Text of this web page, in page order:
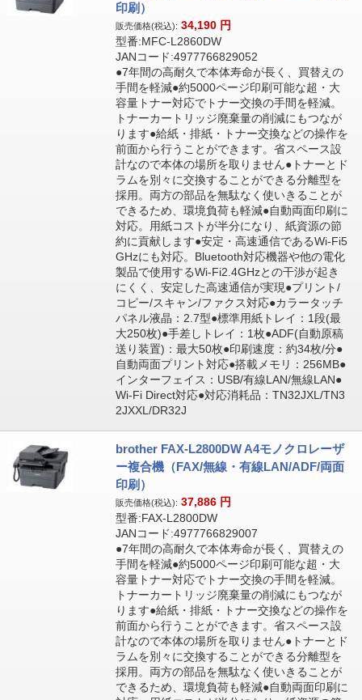
印刷）
販売価格(税込): 34,190 円
型番:MFC-L2860DW
JANコード:4977766829052
●7年間の高耐久で本体寿命が長く、買替えの
手間を軽減●約5000ページ印刷可能な超・大
容量トナー対応でトナー交換の手間を軽減。
トナーカートリッジ廃棄量の削減にもつなが
ります●給紙・排紙・トナー交換などの操作を
前面から行うことができます。省スペース設
計なので本体の場所を取りません●トナーとド
ラムを別々に交換することができる分離型を
採用。両方の部品を無駄なく使いきることが
できるため、環境負荷も軽減●自動両面印刷に
対応。用紙コストが半分になり、紙資源の節
約に貢献します●安定・高速通信であるWi-Fi5
GHzにも対応。Bluetooth対応機器や他の電化
製品で使用するWi-Fi2.4GHzとの干渉が起き
にくく、安定した高速通信が実現●プリント/
コピー/スキャン/ファクス対応●カラータッチ
パネル液晶：2.7型●標準用紙トレイ：1段(最
大250枚)●手差しトレイ：1枚●ADF(自動原稿
送り装置)：最大50枚●印刷速度：約34枚/分●
自動両面プリント対応●搭載メモリ：256MB●
インターフェイス：USB/有線LAN/無線LAN●
Wi-Fi Direct対応●対応消耗品：TN32JXL/TN3
2JXXL/DR32J
brother FAX-L2800DW A4モノクロレーザ
ー複合機（FAX/無線・有線LAN/ADF/両面
印刷）
販売価格(税込): 37,886 円
型番:FAX-L2800DW
JANコード:4977766829007
●7年間の高耐久で本体寿命が長く、買替えの
手間を軽減●約5000ページ印刷可能な超・大
容量トナー対応でトナー交換の手間を軽減。
トナーカートリッジ廃棄量の削減にもつなが
ります●給紙・排紙・トナー交換などの操作を
前面から行うことができます。省スペース設
計なので本体の場所を取りません●トナーとド
ラムを別々に交換することができる分離型を
採用。両方の部品を無駄なく使いきることが
できるため、環境負荷も軽減●自動両面印刷に